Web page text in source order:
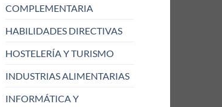
COMPLEMENTARIA
HABILIDADES DIRECTIVAS
HOSTELERÍA Y TURISMO
INDUSTRIAS ALIMENTARIAS
INFORMÁTICA Y